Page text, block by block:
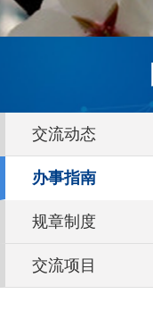
交流动态
办事指南
规章制度
交流项目